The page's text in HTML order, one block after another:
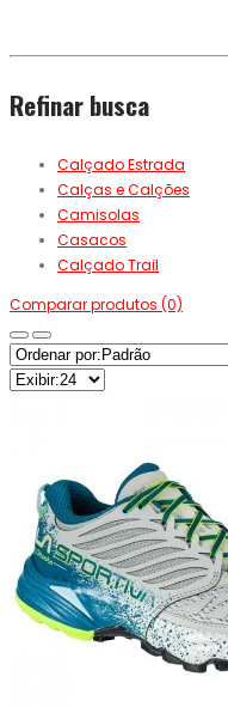
Refinar busca
Calçado Estrada
Calças e Calções
Camisolas
Casacos
Calçado Trail
Comparar produtos (0)